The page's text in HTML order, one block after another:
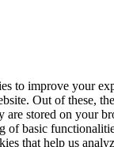
to improve your
Out of these,
are stored on your
of basic
that help us